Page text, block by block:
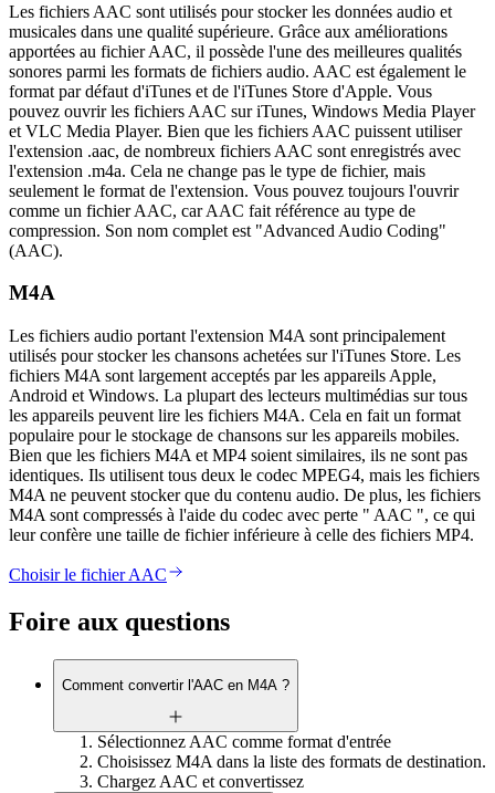
Les fichiers AAC sont utilisés pour stocker les données audio et
musicales dans une qualité supérieure. Grâce aux améliorations
apportées au fichier AAC, il possède l'une des meilleures qualités
sonores parmi les formats de fichiers audio. AAC est également le
format par défaut d'iTunes et de l'iTunes Store d'Apple. Vous
pouvez ouvrir les fichiers AAC sur iTunes, Windows Media Player
et VLC Media Player. Bien que les fichiers AAC puissent utiliser
l'extension .aac, de nombreux fichiers AAC sont enregistrés avec
l'extension .m4a. Cela ne change pas le type de fichier, mais
seulement le format de l'extension. Vous pouvez toujours l'ouvrir
comme un fichier AAC, car AAC fait référence au type de
compression. Son nom complet est "Advanced Audio Coding"
(AAC).
M4A
Les fichiers audio portant l'extension M4A sont principalement
utilisés pour stocker les chansons achetées sur l'iTunes Store. Les
fichiers M4A sont largement acceptés par les appareils Apple,
Android et Windows. La plupart des lecteurs multimédias sur tous
les appareils peuvent lire les fichiers M4A. Cela en fait un format
populaire pour le stockage de chansons sur les appareils mobiles.
Bien que les fichiers M4A et MP4 soient similaires, ils ne sont pas
identiques. Ils utilisent tous deux le codec MPEG4, mais les fichiers
M4A ne peuvent stocker que du contenu audio. De plus, les fichiers
M4A sont compressés à l'aide du codec avec perte " AAC ", ce qui
leur confère une taille de fichier inférieure à celle des fichiers MP4.
Choisir le fichier AAC
Foire aux questions
Comment convertir l'AAC en M4A ?
Sélectionnez AAC comme format d'entrée
Choisissez M4A dans la liste des formats de destination.
Chargez AAC et convertissez